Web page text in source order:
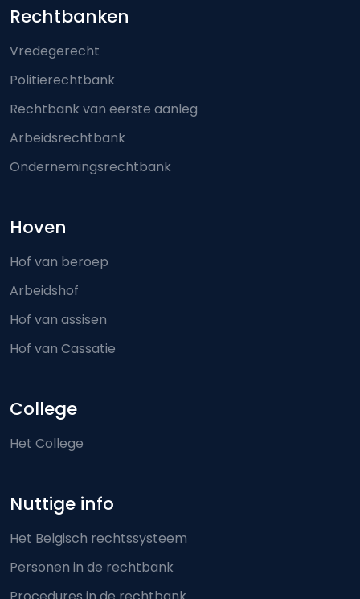
Footer-menu
Rechtbanken
Vredegerecht
Politierechtbank
Rechtbank van eerste aanleg
Arbeidsrechtbank
Ondernemingsrechtbank
Hoven
Hof van beroep
Arbeidshof
Hof van assisen
Hof van Cassatie
College
Het College
Nuttige info
Het Belgisch rechtssysteem
Personen in de rechtbank